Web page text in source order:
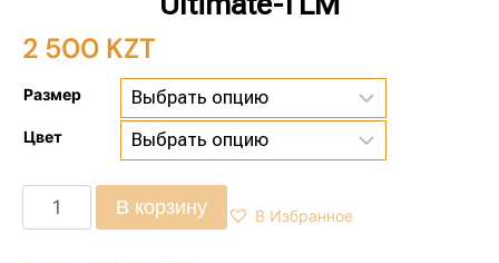
2 500 KZT
Размер
Цвет
В корзину В Избранное